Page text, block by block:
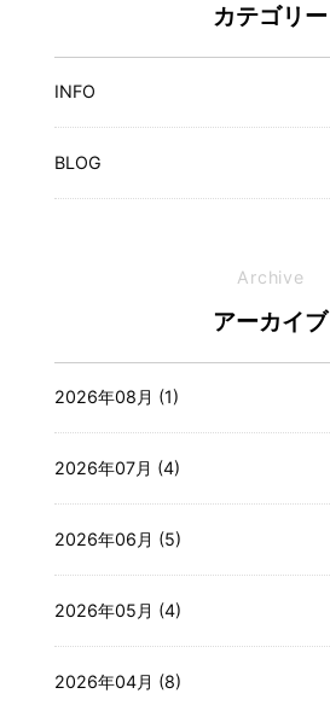
カテゴリー
INFO
BLOG
Archive
アーカイブ
2026年08月 (1)
2026年07月 (4)
2026年06月 (5)
2026年05月 (4)
2026年04月 (8)